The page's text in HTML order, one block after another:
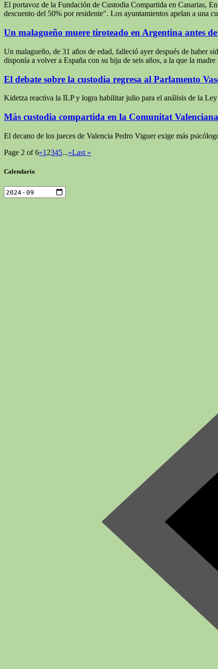
El portavoz de la Fundación de Custodia Compartida en Canarias,
descuento del 50% por residente". Los ayuntamientos apelan a una
Un malagueño muere tiroteado en Argentina antes
Un malagueño, de 31 años de edad, falleció ayer después de haber
disponía a volver a España con su hija de seis años, a la que la
El debate sobre la custodia regresa al Parlamento
Kidetza reactiva la ILP y logra habilitar julio para el análisis de la
Más custodia compartida en la Comunitat Valenciana
El decano de los jueces de Valencia Pedro Viguer exige más
Page 2 of 6«1 2345...»Last »
Calendario